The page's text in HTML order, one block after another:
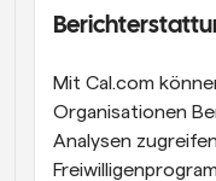
Mit Cal.com
Organisationen
Analysen